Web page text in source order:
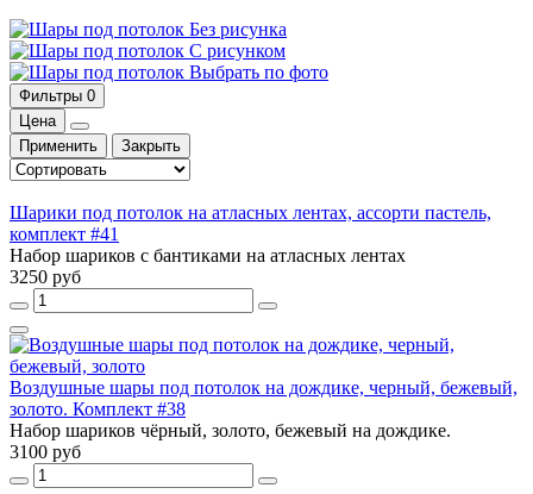
Без рисунка
С рисунком
Выбрать по фото
Фильтры 0
Цена
Применить
Закрыть
Шарики под потолок на атласных лентах, ассорти пастель,
комплект #41
Набор шариков с бантиками на атласных лентах
3250 руб
Воздушные шары под потолок на дождике, черный, бежевый,
золото. Комплект #38
Набор шариков чёрный, золото, бежевый на дождике.
3100 руб